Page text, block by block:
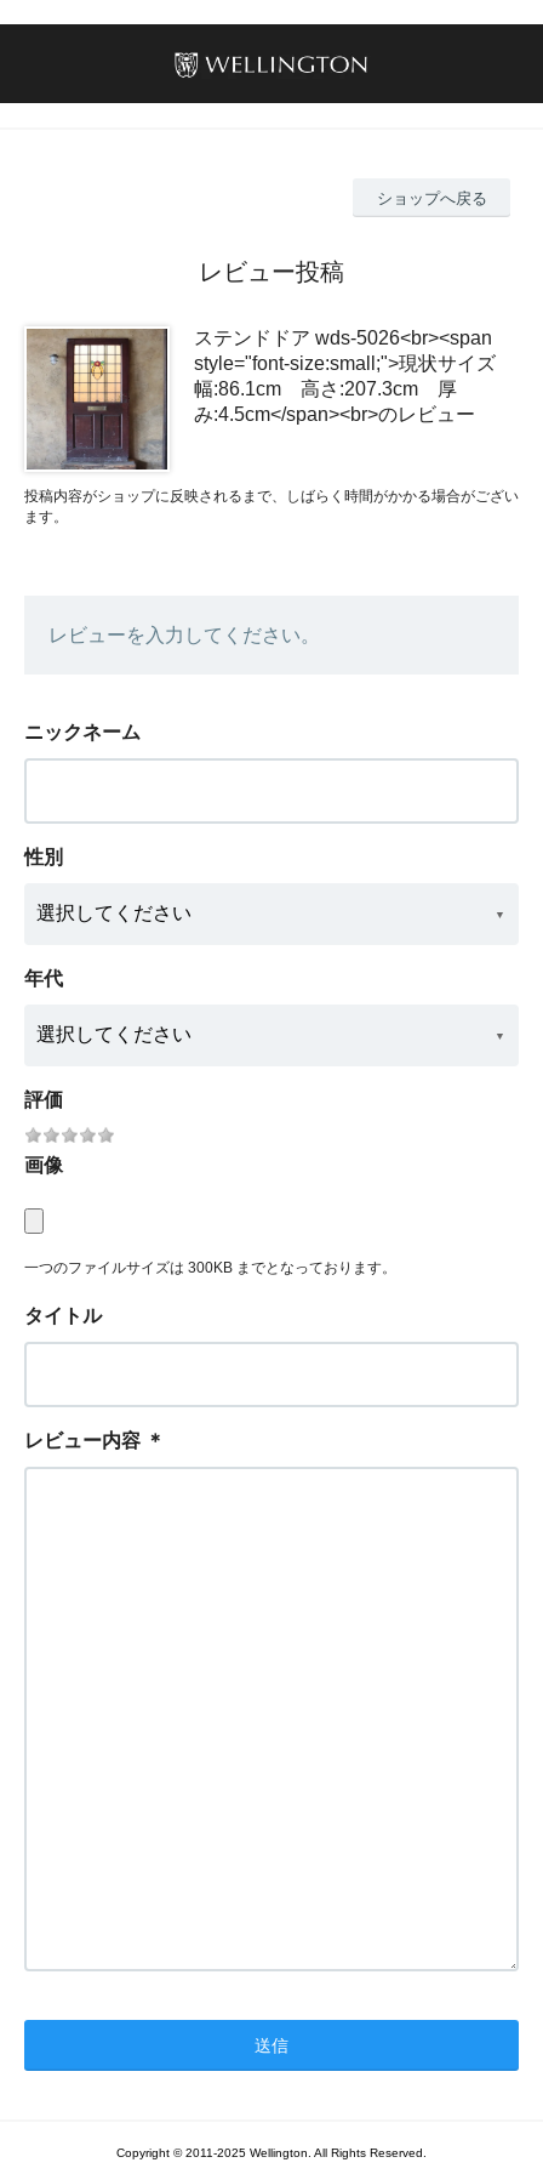
ショップへ戻る
レビュー投稿
ステンドドア wds-5026<br><span
style="font-size:small;">現状サイズ
幅:86.1cm 高さ:207.3cm 厚
み:4.5cm</span><br>のレビュー
投稿内容がショップに反映されるまで、しばらく時間がかかる場合がござい
ます。
レビューを入力してください。
ニックネーム
性別
年代
評価
画像
一つのファイルサイズは 300KB までとなっております。
タイトル
レビュー内容 ＊
Copyright © 2011-2025 Wellington. All Rights Reserved.